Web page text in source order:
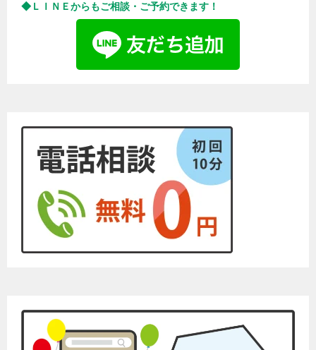
◆ＬＩＮＥからもご相談・ご予約できます！